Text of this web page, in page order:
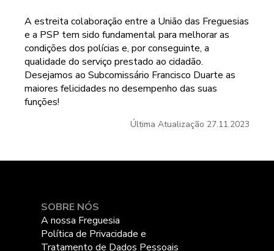
A estreita colaboração entre a União das Freguesias
e a PSP tem sido fundamental para melhorar as
condições dos polícias e, por conseguinte, a
qualidade do serviço prestado ao cidadão.
Desejamos ao Subcomissário Francisco Duarte as
maiores felicidades no desempenho das suas
funções!
Última Atualização 27.11.2023
SOBRE NÓS
A nossa Freguesia
Política de Privacidade e
Tratamento de Dados Pessoais